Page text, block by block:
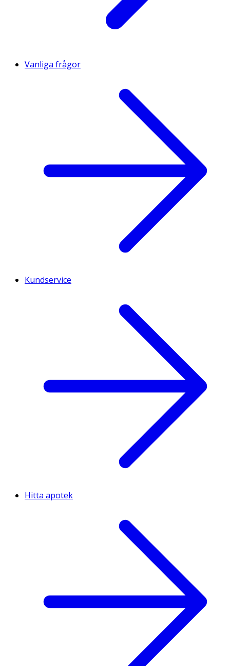
Vanliga frågor
Kundservice
Hitta apotek